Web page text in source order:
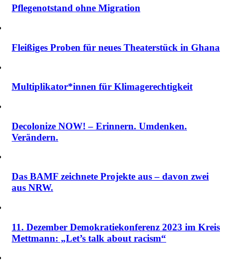
Pflegenotstand ohne Migration
Fleißiges Proben für neues Theaterstück in Ghana
Multiplikator*innen für Klimagerechtigkeit
Decolonize NOW! – Erinnern. Umdenken.
Verändern.
Das BAMF zeichnete Projekte aus – davon zwei
aus NRW.
11. Dezember Demokratiekonferenz 2023 im Kreis
Mettmann: „Let’s talk about racism“